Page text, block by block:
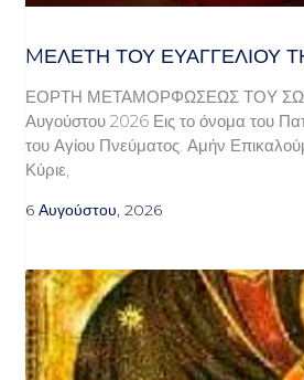
MΕΛΈΤΗ ΤΟΥ ΕΥΑΓΓΕΛΊΟΥ
ΕΟΡΤΗ ΜΕΤΑΜΟΡΦΩΣΕΩΣ ΤΟΥ
Αυγούστου 2026 Εις το όνομα του
του Αγίου Πνεύματος. Αμήν
Κύριε,
6 Αυγούστου, 2026